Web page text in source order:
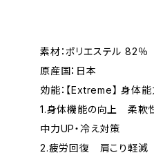
素材：ポリエステル 82
原産国：日本
効能：【Extreme】 身体
1.身体機能の向上 柔軟性
中力UP・冷え対策
2.疲労回復 肩こり軽減